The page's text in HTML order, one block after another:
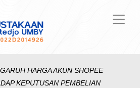
HARGA AKUN SHOPEE
KEPUTUSAN PEMBELIAN